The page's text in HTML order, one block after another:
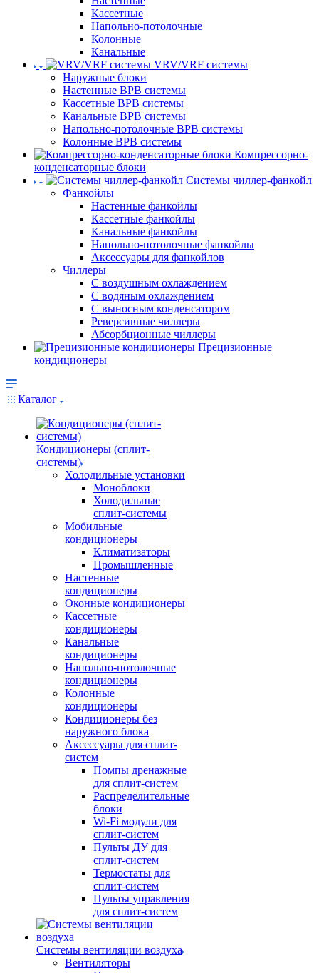
Кассетные
Напольно-потолочные
Колонные
Канальные
VRV/VRF системы
Наружные блоки
Настенные ВРВ системы
Кассетные ВРВ системы
Канальные ВРВ системы
Напольно-потолочные ВРВ системы
Колонные ВРВ системы
Компрессорно-
конденсаторные блоки
Системы чиллер-фанкойл
Фанкойлы
Настенные фанкойлы
Кассетные фанкойлы
Канальные фанкойлы
Напольно-потолочные фанкойлы
Аксессуары для фанкойлов
Чиллеры
С воздушным охлаждением
С водяным охлаждением
С выносным конденсатором
Реверсивные чиллеры
Абсорбционные чиллеры
Прецизионные
кондиционеры
Каталог
Кондиционеры (сплит-
системы)
Холодильные установки
Моноблоки
Холодильные
сплит-системы
Мобильные
кондиционеры
Климатизаторы
Промышленные
Настенные
кондиционеры
Оконные кондиционеры
Кассетные
кондиционеры
Канальные
кондиционеры
Напольно-потолочные
кондиционеры
Колонные
кондиционеры
Кондиционеры без
наружного блока
Аксессуары для сплит-
систем
Помпы дренажные
для сплит-систем
Распределительные
блоки
Wi-Fi модули для
сплит-систем
Пульты ДУ для
сплит-систем
Термостаты для
сплит-систем
Пульты управления
для сплит-систем
Системы вентиляции воздуха
Вентиляторы